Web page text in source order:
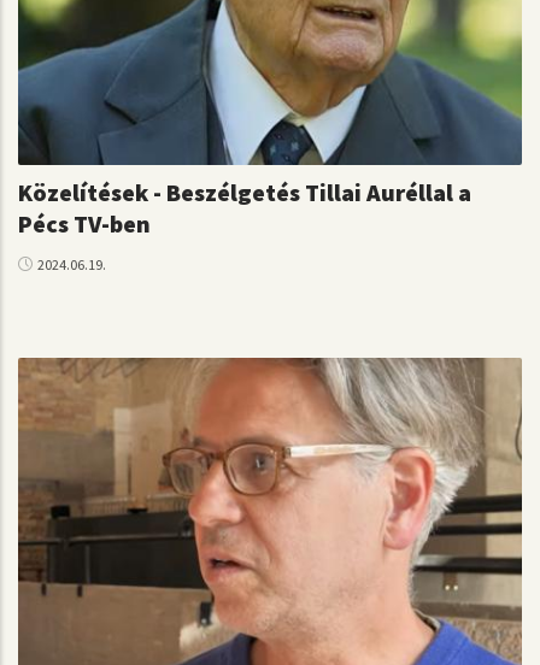
Közelítések - Beszélgetés Tillai Auréllal a
Pécs TV-ben
2024.06.19.